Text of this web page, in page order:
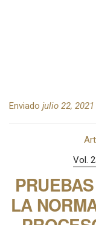
Enviado julio 22, 2021
Vol.
LA